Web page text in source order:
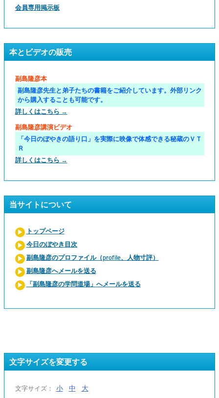
会員専用掲示板
本とビデオの販売
副島隆彦本
副島隆彦先生と弟子たちの書籍をご紹介しています。外部リンク
から購入することも可能です。
詳しくはこちら →
副島隆彦講演ビデオ
「今日のぼやきの語り口」を実際に映像で体感できる秘蔵のＶＴ
Ｒ
詳しくはこちら →
当サイトについて
トップページ
今日のぼやき目次
副島隆彦のプロファイル（profile、人物寸評）
副島隆彦へメールを送る
「副島隆彦の学問道場」へメールを送る
文字サイズを変更する
文字サイズ： 小 中 大